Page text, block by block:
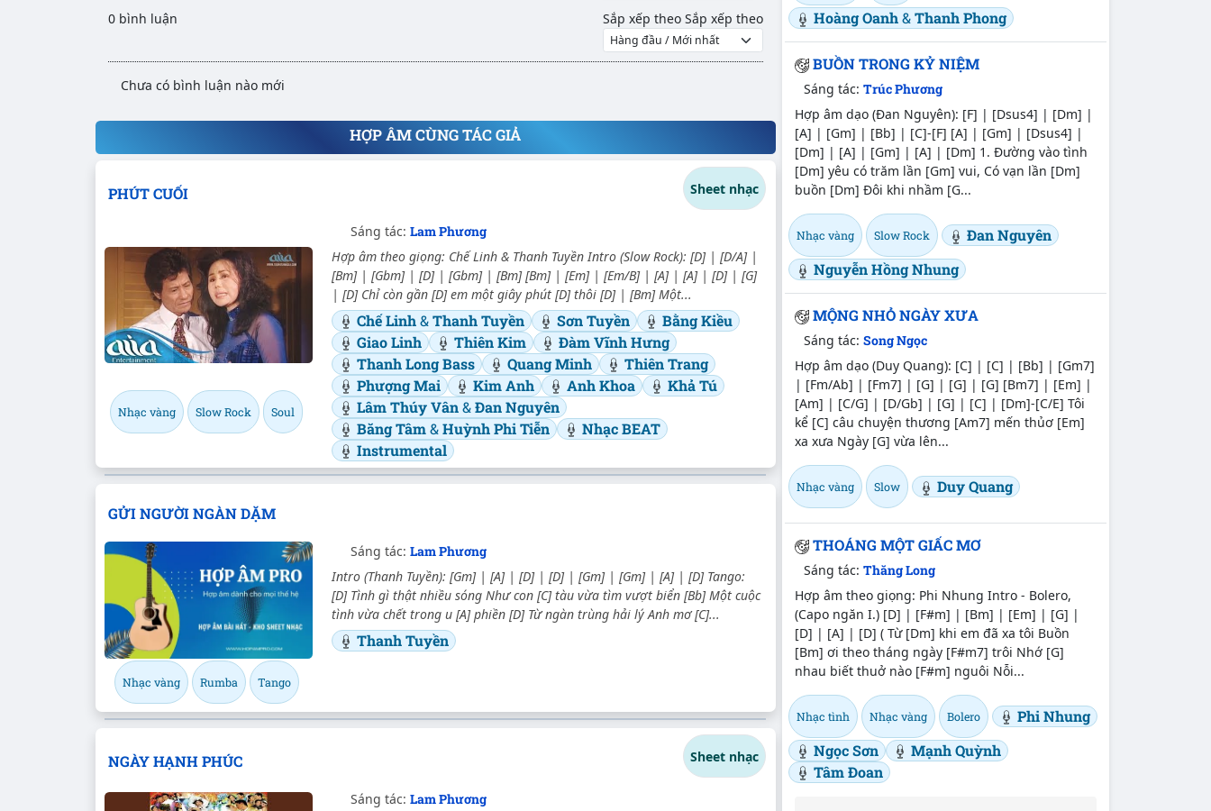
0 bình luận Sắp xếp theo Sắp xếp theo
Chưa có bình luận nào mới
HỢP ÂM CÙNG TÁC GIẢ
PHÚT CUỐI Sheet nhạc
Nhạc vàng Slow Rock Soul
Sáng tác: Lam Phương
Hợp âm theo giọng: Chế Linh & Thanh Tuyền Intro (Slow Rock): [D] | [D/A] |
[Bm] | [Gbm] | [D] | [Gbm] | [Bm] [Bm] | [Em] | [Em/B] | [A] | [A] | [D] | [G]
| [D] Chỉ còn gần [D] em một giây phút [D] thôi [D] | [Bm] Một...
Chế Linh&Thanh Tuyền Sơn Tuyền
Bằng Kiều
Giao Linh
Thiên Kim
Đàm Vĩnh Hưng
Thanh Long Bass
Quang Minh
Thiên Trang
Phượng Mai
Kim Anh Anh Khoa
Khả Tú
Lâm Thúy Vân&Đan Nguyên
Băng Tâm&Huỳnh Phi Tiễn
Nhạc BEAT
Instrumental
GỬI NGƯỜI NGÀN DẶM
Nhạc vàng Rumba Tango
Sáng tác: Lam Phương
Intro (Thanh Tuyền): [Gm] | [A] | [D] | [D] | [Gm] | [Gm] | [A] | [D] Tango:
[D] Tình gì thật nhiều sóng Như con [C] tàu vừa tìm vượt biển [Bb] Một cuộc
tình vừa chết trong u [A] phiền [D] Từ ngàn trùng hải lý Anh mơ [C]...
Thanh Tuyền
NGÀY HẠNH PHÚC Sheet nhạc
Sáng tác: Lam Phương
Hoàng Oanh&Thanh Phong
BUỒN TRONG KỶ NIỆM
Sáng tác:Trúc Phương
Hợp âm dạo (Đan Nguyên): [F] | [Dsus4] | [Dm] |
[A] | [Gm] | [Bb] | [C]-[F] [A] | [Gm] | [Dsus4] |
[Dm] | [A] | [Gm] | [A] | [Dm] 1. Đường vào tình
[Dm] yêu có trăm lần [Gm] vui, Có vạn lần [Dm]
buồn [Dm] Đôi khi nhầm [G...
Nhạc vàng Slow Rock
Đan Nguyên
Nguyễn Hồng Nhung
MỘNG NHỎ NGÀY XƯA
Sáng tác:Song Ngọc
Hợp âm dạo (Duy Quang): [C] | [C] | [Bb] | [Gm7]
| [Fm/Ab] | [Fm7] | [G] | [G] | [G] [Bm7] | [Em] |
[Am] | [C/G] | [D/Gb] | [G] | [C] | [Dm]-[C/E] Tôi
kể [C] câu chuyện thương [Am7] mến thủơ [Em]
xa xưa Ngày [G] vừa lên...
Nhạc vàng Slow Duy Quang
THOÁNG MỘT GIẤC MƠ
Sáng tác:Thăng Long
Hợp âm theo giọng: Phi Nhung Intro - Bolero,
(Capo ngăn I.) [D] | [F#m] | [Bm] | [Em] | [G] |
[D] | [A] | [D] ( Từ [Dm] khi em đã xa tôi Buồn
[Bm] ơi theo tháng ngày [F#m7] trôi Nhớ [G]
nhau biết thuở nào [F#m] nguôi Nỗi...
Nhạc tình Nhạc vàng Bolero
Phi Nhung
Ngọc Sơn
Mạnh Quỳnh
Tâm Đoan